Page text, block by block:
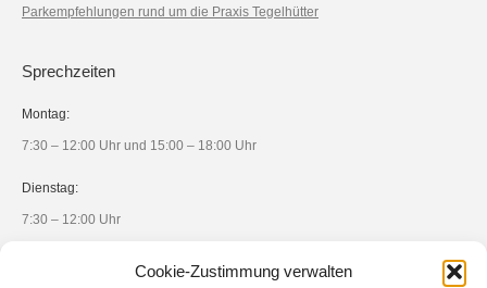
Cookie-Zustimmung verwalten
Parkempfehlungen rund um die Praxis Tegelhütter
Sprechzeiten
Montag:
7:30 – 12:00 Uhr und 15:00 – 18:00 Uhr
Dienstag:
7:30 – 12:00 Uhr